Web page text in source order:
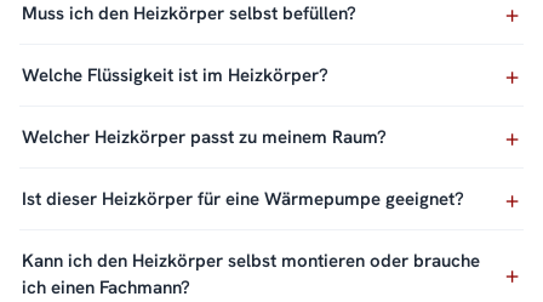
Muss ich den Heizkörper selbst befüllen?
Welche Flüssigkeit ist im Heizkörper?
Welcher Heizkörper passt zu meinem Raum?
Ist dieser Heizkörper für eine Wärmepumpe geeignet?
Kann ich den Heizkörper selbst montieren oder brauche
ich einen Fachmann?